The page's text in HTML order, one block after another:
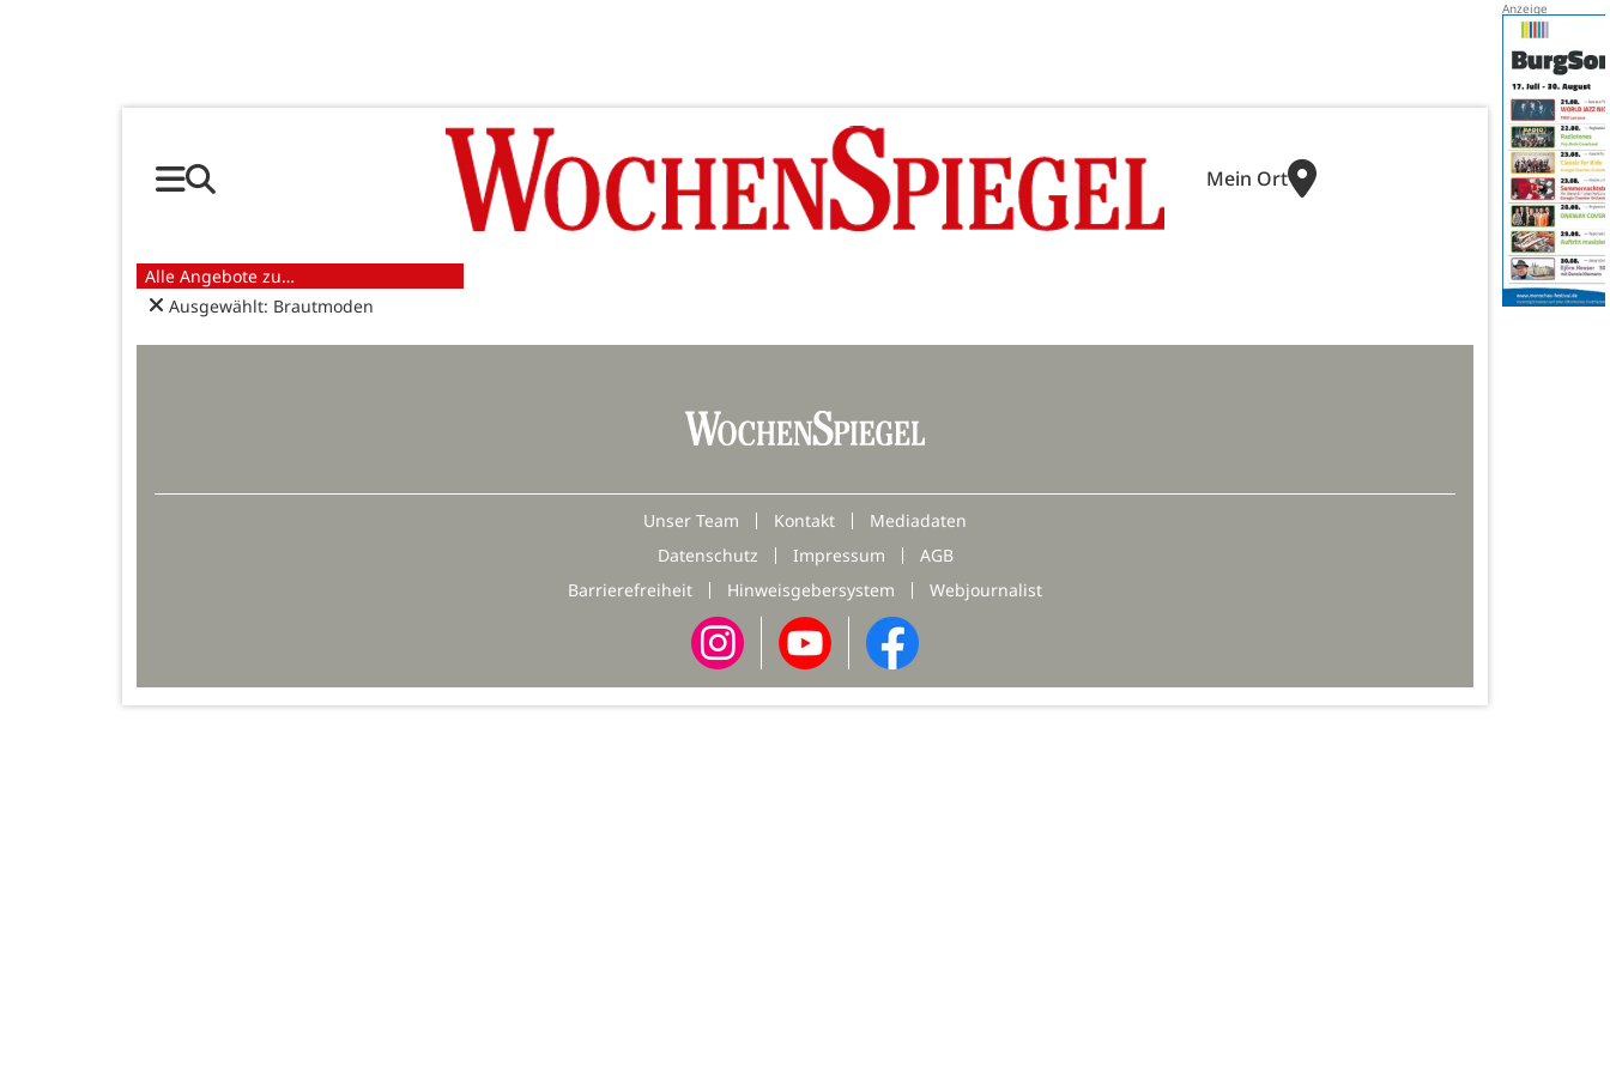
Mein Ort
Alle Angebote zu…
Ausgewählt: Brautmoden
Unser Team Kontakt
Mediadaten
Datenschutz
Impressum
AGB
Barrierefreiheit
Hinweisgebersystem Webjournalist